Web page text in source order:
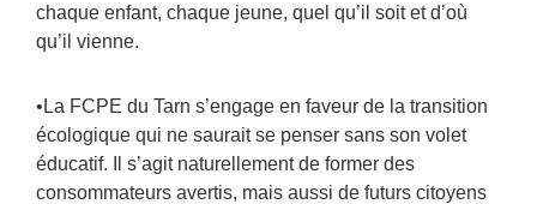
chaque enfant, chaque jeune, quel qu’il soit et d’où
qu’il vienne.
•La FCPE du Tarn s’engage en faveur de la transition
écologique qui ne saurait se penser sans son volet
éducatif. Il s’agit naturellement de former des
consommateurs avertis, mais aussi de futurs citoyens